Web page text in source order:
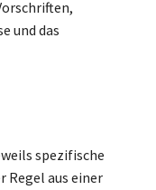
und das
spezifische
Regel aus einer